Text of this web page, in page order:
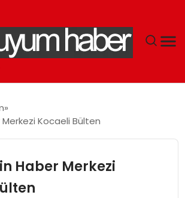
Kocaeli Bülten
Haber Merkezi